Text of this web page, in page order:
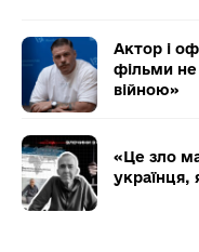
Актор і
фільми не
війною»
«Це зло
українця,